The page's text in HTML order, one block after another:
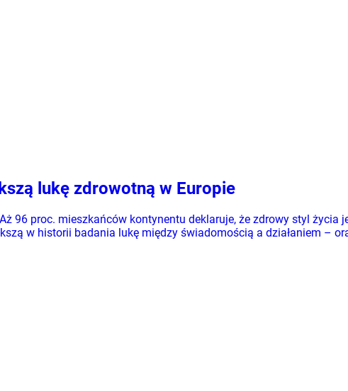
lukę zdrowotną w Europie
96 proc. mieszkańców kontynentu deklaruje, że zdrowy styl życia
w historii badania lukę między świadomością a działaniem –